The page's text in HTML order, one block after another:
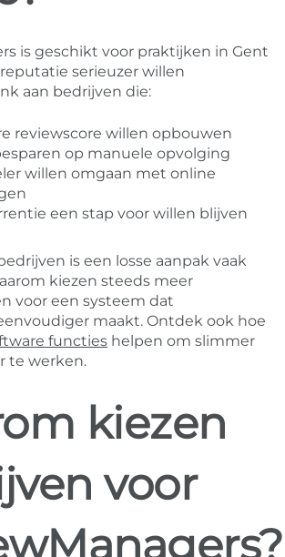
is geschikt voor praktijken in Gent
serieuzer willen
aan bedrijven die:
reviewscore willen opbouwen
op manuele opvolging
willen omgaan met online
een stap voor willen blijven
is een losse aanpak vaak
kiezen steeds meer
voor een systeem dat
maakt. Ontdek ook hoe
functies helpen om slimmer
te werken.
kiezen
voor